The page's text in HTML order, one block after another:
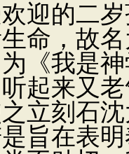
的二岁
命，故
《我是
起来又
立刻石
旨在表